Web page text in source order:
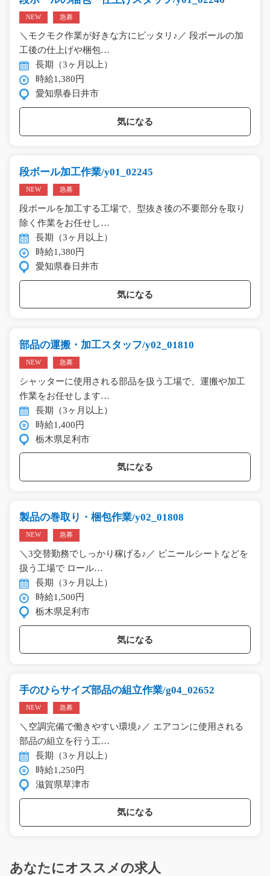
NEW 急募
＼モクモク作業が好きな方にピッタリ♪／ 段ボールの加
工後の仕上げや梱包…
長期（3ヶ月以上）
時給1,380円
愛知県春日井市
気になる
段ボール加工作業/y01_02245
NEW 急募
段ボールを加工する工場で、型抜き後の不要部分を取り
除く作業をお任せし…
長期（3ヶ月以上）
時給1,380円
愛知県春日井市
気になる
部品の運搬・加工スタッフ/y02_01810
NEW 急募
シャッターに使用される部品を扱う工場で、運搬や加工
作業をお任せします…
長期（3ヶ月以上）
時給1,400円
栃木県足利市
気になる
製品の巻取り・梱包作業/y02_01808
NEW 急募
＼3交替勤務でしっかり稼げる♪／ ビニールシートなどを
扱う工場で ロール…
長期（3ヶ月以上）
時給1,500円
栃木県足利市
気になる
手のひらサイズ部品の組立作業/g04_02652
NEW 急募
＼空調完備で働きやすい環境♪／ エアコンに使用される
部品の組立を行う工…
長期（3ヶ月以上）
時給1,250円
滋賀県草津市
気になる
あなたにオススメの求人